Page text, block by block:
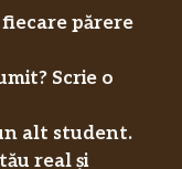
părere
Scrie o
alt student.
real și